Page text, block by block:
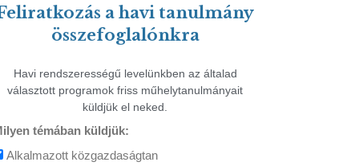
a havi tanulmány
összefoglalónkra
Havi rendszerességű levelünkben az általad
választott programok friss műhelytanulmányait
küldjük el neked.
témában küldjük:
Alkalmazott közgazdaságtan